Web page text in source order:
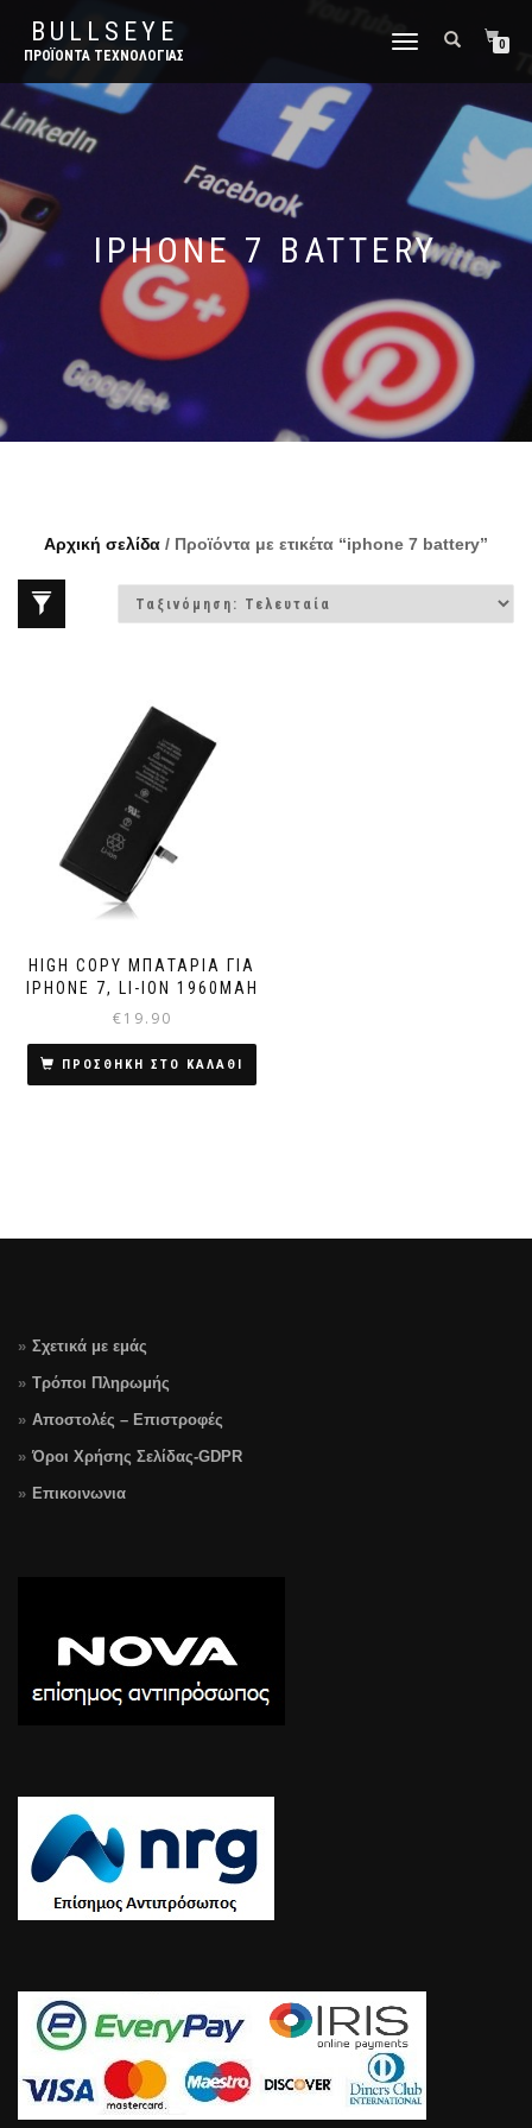
BULLSEYE
ΠΡΟΪΌΝΤΑ ΤΕΧΝΟΛΟΓΊΑΣ
ΕΝΑΛΛΑΓΉ
0
IPHONE 7 BATTERY
Αρχική σελίδα / Προϊόντα με ετικέτα “iphone 7 battery”
HIGH COPY ΜΠΑΤΑΡΊΑ ΓΙΑ
IPHONE 7, LI-ION 1960MAH
€19.90
ΠΡΟΣΘΗΚΗ ΣΤΟ ΚΑΛΑΘΙ
Σχετικά με εμάς
Τρόποι Πληρωμής
Αποστολές – Επιστροφές
Όροι Χρήσης Σελίδας-GDPR
Επικοινωνια